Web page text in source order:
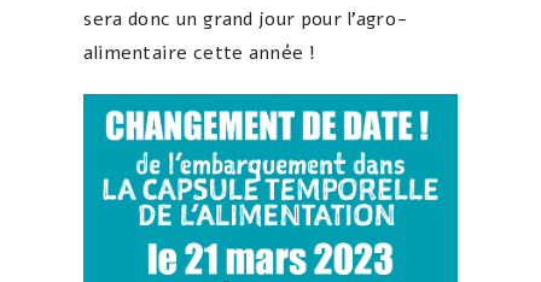
sera donc un grand jour pour l’agro-
alimentaire cette année !